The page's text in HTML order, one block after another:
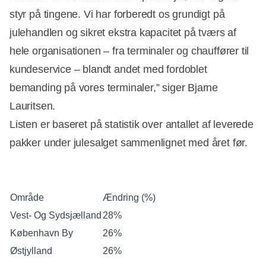
styr på tingene. Vi har forberedt os grundigt på
julehandlen og sikret ekstra kapacitet på tværs af
hele organisationen – fra terminaler og chauffører til
kundeservice – blandt andet med fordoblet
bemanding på vores terminaler,” siger Bjarne
Lauritsen.
Listen er baseret på statistik over antallet af leverede
pakker under julesalget sammenlignet med året før.
Område
Ændring (%)
Vest- Og Sydsjælland 28%
København By
26%
Østjylland
26%